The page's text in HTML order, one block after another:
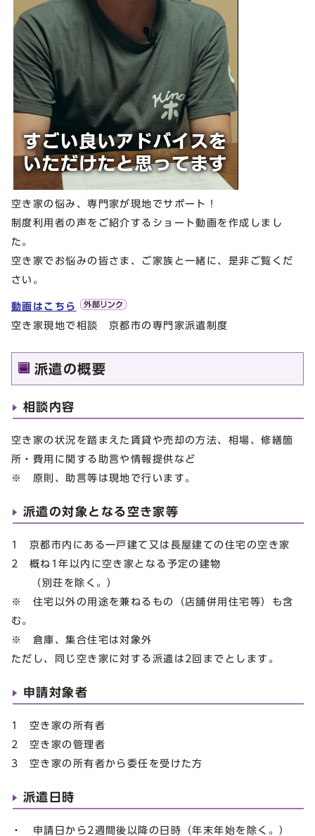
空き家の悩み、専門家が現地でサポート！
制度利用者の声をご紹介するショート動画を作成しまし
た。
空き家でお悩みの皆さま、ご家族と一緒に、是非ご覧くだ
さい。
動画はこちら
空き家現地で相談 京都市の専門家派遣制度
派遣の概要
相談内容
空き家の状況を踏まえた賃貸や売却の方法、相場、修繕箇
所・費用に関する助言や情報提供など
※ 原則、助言等は現地で行います。
派遣の対象となる空き家等
1 京都市内にある一戸建て又は長屋建ての住宅の空き家
2 概ね1年以内に空き家となる予定の建物
（別荘を除く。）
※ 住宅以外の用途を兼ねるもの（店舗併用住宅等）も含
む。
※ 倉庫、集合住宅は対象外
ただし、同じ空き家に対する派遣は2回までとします。
申請対象者
1 空き家の所有者
2 空き家の管理者
3 空き家の所有者から委任を受けた方
派遣日時
・ 申請日から2週間後以降の日時（年末年始を除く。）